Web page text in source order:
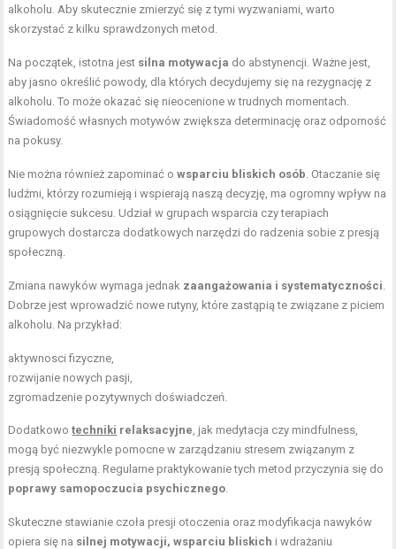
alkoholu. Aby skutecznie zmierzyć się z tymi wyzwaniami, warto
skorzystać z kilku sprawdzonych metod.
Na początek, istotna jest silna motywacja do abstynencji. Ważne jest,
aby jasno określić powody, dla których decydujemy się na rezygnację z
alkoholu. To może okazać się nieocenione w trudnych momentach.
Świadomość własnych motywów zwiększa determinację oraz odporność
na pokusy.
Nie można również zapominać owsparciu bliskich osób . Otaczanie się
ludźmi, którzy rozumieją i wspierają naszą decyzję, ma ogromny wpływ na
osiągnięcie sukcesu. Udział w grupach wsparcia czy terapiach
grupowych dostarcza dodatkowych narzędzi do radzenia sobie z presją
społeczną.
Zmiana nawyków wymaga jednak zaangażowania i systematyczności
Dobrze jest wprowadzić nowe rutyny, które zastąpią te związane z piciem
alkoholu. Na przykład:
aktywnosci fizyczne,
rozwijanie nowych pasji,
zgromadzenie pozytywnych doświadczeń.
Dodatkowotechniki relaksacyjne , jak medytacja czy mindfulness,
mogą być niezwykle pomocne w zarządzaniu stresem związanym z
presją społeczną. Regularne praktykowanie tych metod przyczynia się do
poprawy samopoczucia psychicznego
Skuteczne stawianie czoła presji otoczenia oraz modyfikacja nawyków
opiera się na silnej motywacji, wsparciu bliskich i wdrażaniu